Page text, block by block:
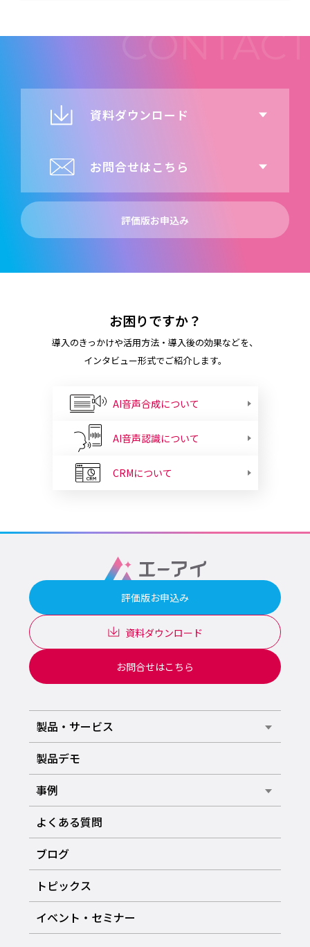
資料ダウンロード
お問合せはこちら
評価版お申込み
お困りですか？
導入のきっかけや活用方法・導入後の効果などを、
インタビュー形式でご紹介します。
AI音声合成について
AI音声認識について
CRMについて
評価版お申込み
資料ダウンロード
お問合せはこちら
製品・サービス
製品デモ
事例
よくある質問
ブログ
トピックス
イベント・セミナー